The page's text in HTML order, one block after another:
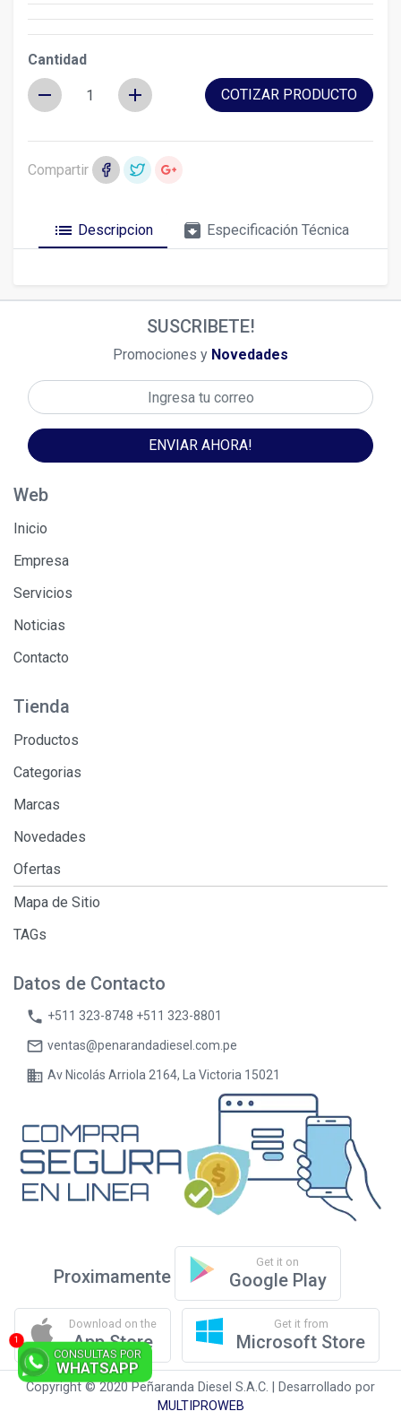
Cantidad
remove add COTIZAR PRODUCTO
Compartir
list Descripcion archive Especificación Técnica
SUSCRIBETE!
Promociones y Novedades
ENVIAR AHORA!
Web
Inicio
Empresa
Servicios
Noticias
Contacto
Tienda
Productos
Categorias
Marcas
Novedades
Ofertas
Mapa de Sitio
TAGs
Datos de Contacto
phone +511 323-8748 +511 323-8801
mail_outline ventas@penarandadiesel.com.pe
business Av Nicolás Arriola 2164, La Victoria 15021
Proximamente
Get it on
Google Play
Download on the
App Store
Get it from
Microsoft Store
Copyright © 2020 Peñaranda Diesel S.A.C. | Desarrollado por
MULTIPROWEB
CONSULTAS POR
WHATSAPP